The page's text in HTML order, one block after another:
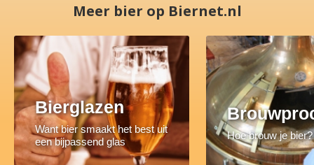
Meer bier op Biernet.nl
Bierglazen
Want bier smaakt het best uit
een bijpassend glas
Hoe brouw je bier?